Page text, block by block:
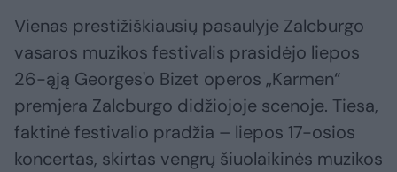
Vienas prestižiškiausių pasaulyje Zalcburgo
vasaros muzikos festivalis prasidėjo liepos
26-ąją Georges'o Bizet operos „Karmen“
premjera Zalcburgo didžiojoje scenoje. Tiesa,
faktinė festivalio pradžia – liepos 17-osios
koncertas, skirtas vengrų šiuolaikinės muzikos